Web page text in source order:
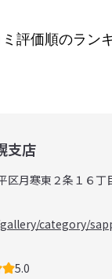
価順のランキ
支店
区月寒東２条１６丁
category/
5.0